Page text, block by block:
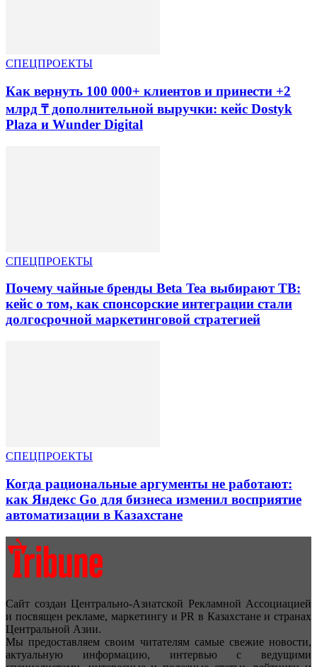
СПЕЦПРОЕКТЫ
Как вернуть 100 000+ клиентов и принести +2
млрд ₸ дополнительной выручки: кейс Dostyk
Plaza и Wunder Digital
СПЕЦПРОЕКТЫ
Почему чайные бренды Beta Tea выбирают ТВ:
кейс о том, как спонсорские интеграции стали
долгосрочной маркетинговой стратегией
СПЕЦПРОЕКТЫ
Когда рациональные аргументы не работают:
как Яндекс Go для бизнеса изменил восприятие
автоматизации в Казахстане
Сайт создан Центрально-Азиатской Рекламной Ассоциацией
и посвящен рекламе, маркетингу и PR в Казахстане и странах
Центральной Азии.
Мы предоставляем своим читателям самые свежие новости,
актуальную информацию, интервью с ведущими